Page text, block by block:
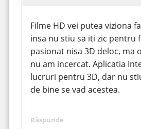
Filme HD vei putea viziona
insa nu stiu sa iti zic pentru
pasionat nisa 3D deloc, ma
nu am incercat. Aplicatia
lucruri pentru 3D, dar nu
de bine se vad acestea.
Răspunde